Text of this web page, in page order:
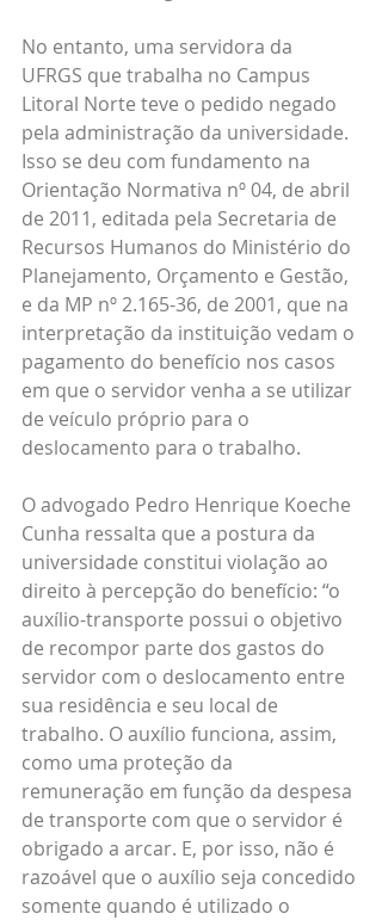
No entanto, uma servidora da
UFRGS que trabalha no Campus
Litoral Norte teve o pedido negado
pela administração da universidade.
Isso se deu com fundamento na
Orientação Normativa nº 04, de abril
de 2011, editada pela Secretaria de
Recursos Humanos do Ministério do
Planejamento, Orçamento e Gestão,
e da MP nº 2.165-36, de 2001, que na
interpretação da instituição vedam o
pagamento do benefício nos casos
em que o servidor venha a se utilizar
de veículo próprio para o
deslocamento para o trabalho.
O advogado Pedro Henrique Koeche
Cunha ressalta que a postura da
universidade constitui violação ao
direito à percepção do benefício: “o
auxílio-transporte possui o objetivo
de recompor parte dos gastos do
servidor com o deslocamento entre
sua residência e seu local de
trabalho. O auxílio funciona, assim,
como uma proteção da
remuneração em função da despesa
de transporte com que o servidor é
obrigado a arcar. E, por isso, não é
razoável que o auxílio seja concedido
somente quando é utilizado o